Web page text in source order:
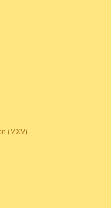
(MXV)